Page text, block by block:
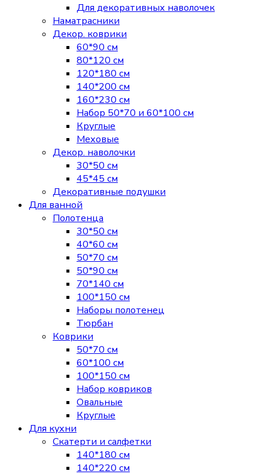
Для декоративных наволочек
Наматрасники
Декор. коврики
60*90 см
80*120 см
120*180 см
140*200 см
160*230 см
Набор 50*70 и 60*100 см
Круглые
Меховые
Декор. наволочки
30*50 см
45*45 см
Декоративные подушки
Для ванной
Полотенца
30*50 см
40*60 см
50*70 см
50*90 см
70*140 см
100*150 см
Наборы полотенец
Тюрбан
Коврики
50*70 см
60*100 см
100*150 см
Набор ковриков
Овальные
Круглые
Для кухни
Скатерти и салфетки
140*180 см
140*220 см